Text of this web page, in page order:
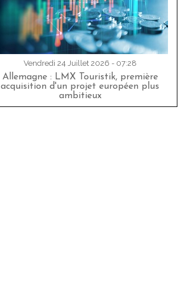
Vendredi 24 Juillet 2026 - 07:28
Allemagne : LMX Touristik, première
acquisition d'un projet européen plus
ambitieux